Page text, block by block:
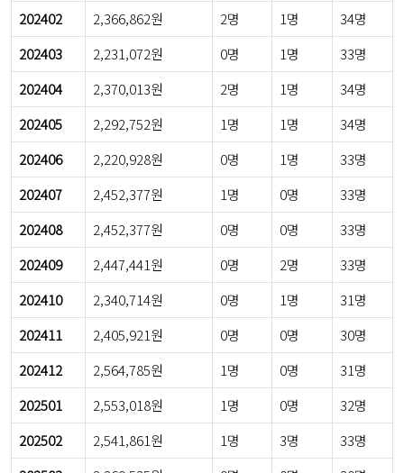
202402
2,366,862원 2명 1명
34명
202403
2,231,072원 0명 1명
33명
202404
2,370,013원 2명 1명
34명
202405
2,292,752원 1명 1명
34명
202406
2,220,928원 0명 1명
33명
202407
2,452,377원 1명 0명
33명
202408
2,452,377원 0명 0명
33명
202409
2,447,441원 0명 2명
33명
202410
2,340,714원 0명 1명
31명
202411
2,405,921원 0명 0명
30명
202412
2,564,785원 1명 0명
31명
202501
2,553,018원 1명 0명
32명
202502
2,541,861원 1명 3명
33명